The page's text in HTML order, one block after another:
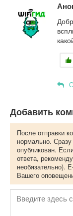
Добавить
После отправки
нормально.
опубликован.
ответа,
необязательно).
Вашего